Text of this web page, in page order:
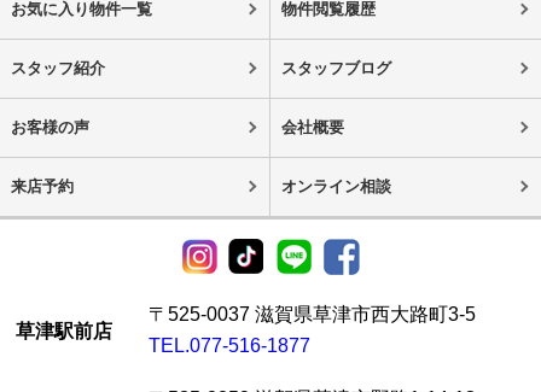
お気に入り物件一覧 物件閲覧履歴
スタッフ紹介 スタッフブログ
お客様の声 会社概要
来店予約 オンライン相談
草津駅前店
〒525-0037 滋賀県草津市西大路町3-5
TEL.077-516-1877